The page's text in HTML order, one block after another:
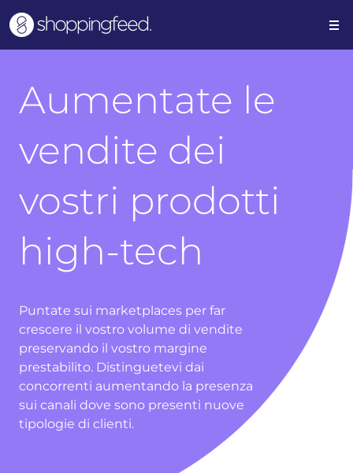
Aumentate le
vendite dei
vostri prodotti
high-tech
Puntate sui marketplaces per far
crescere il vostro volume di vendite
preservando il vostro margine
prestabilito. Distinguetevi dai
concorrenti aumentando la presenza
sui canali dove sono presenti nuove
tipologie di clienti.